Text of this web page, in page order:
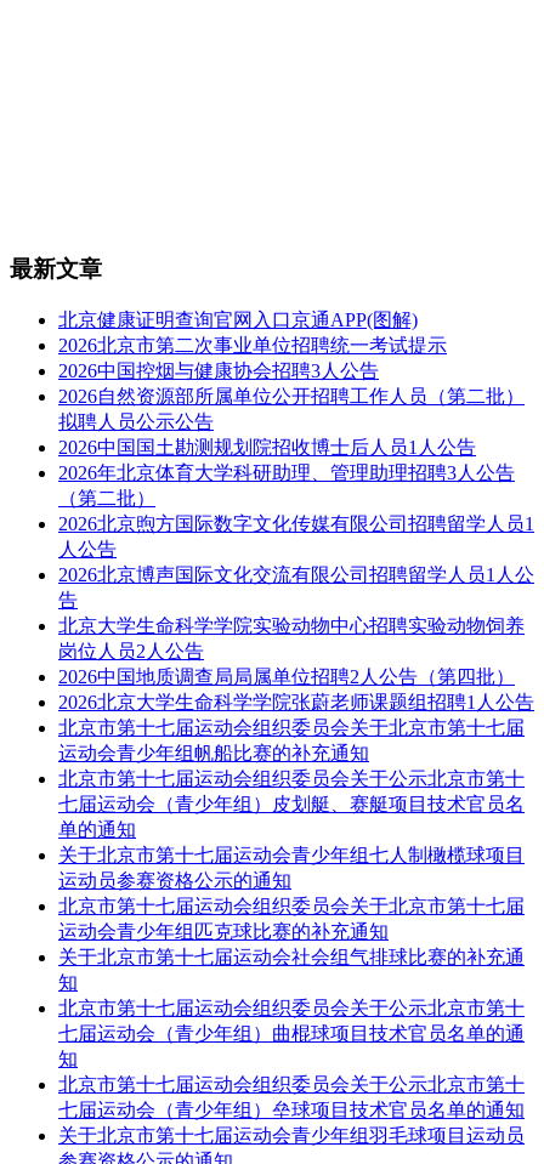
最新文章
北京健康证明查询官网入口京通APP(图解)
2026北京市第二次事业单位招聘统一考试提示
2026中国控烟与健康协会招聘3人公告
2026自然资源部所属单位公开招聘工作人员（第二批）
拟聘人员公示公告
2026中国国土勘测规划院招收博士后人员1人公告
2026年北京体育大学科研助理、管理助理招聘3人公告
（第二批）
2026北京煦方国际数字文化传媒有限公司招聘留学人员1
人公告
2026北京博声国际文化交流有限公司招聘留学人员1人公
告
北京大学生命科学学院实验动物中心招聘实验动物饲养
岗位人员2人公告
2026中国地质调查局局属单位招聘2人公告（第四批）
2026北京大学生命科学学院张蔚老师课题组招聘1人公告
北京市第十七届运动会组织委员会关于北京市第十七届
运动会青少年组帆船比赛的补充通知
北京市第十七届运动会组织委员会关于公示北京市第十
七届运动会（青少年组）皮划艇、赛艇项目技术官员名
单的通知
关于北京市第十七届运动会青少年组七人制橄榄球项目
运动员参赛资格公示的通知
北京市第十七届运动会组织委员会关于北京市第十七届
运动会青少年组匹克球比赛的补充通知
关于北京市第十七届运动会社会组气排球比赛的补充通
知
北京市第十七届运动会组织委员会关于公示北京市第十
七届运动会（青少年组）曲棍球项目技术官员名单的通
知
北京市第十七届运动会组织委员会关于公示北京市第十
七届运动会（青少年组）垒球项目技术官员名单的通知
关于北京市第十七届运动会青少年组羽毛球项目运动员